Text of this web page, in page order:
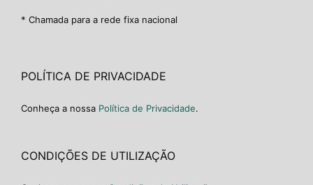
* Chamada para a rede fixa nacional
POLÍTICA DE PRIVACIDADE
Conheça a nossa Política de Privacidade.
CONDIÇÕES DE UTILIZAÇÃO